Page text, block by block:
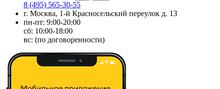
8 (495) 565-30-55
г. Москва, 1-й Красносельский переулок д. 13
пн-пт: 9:00-20:00
сб: 10:00-18:00
вс: (по договоренности)